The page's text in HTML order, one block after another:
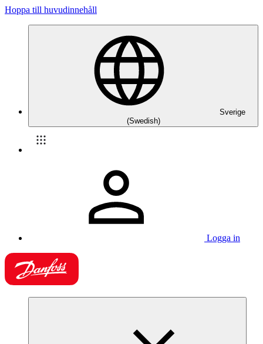
Hoppa till huvudinnehåll
Sverige
(Swedish)
Logga in